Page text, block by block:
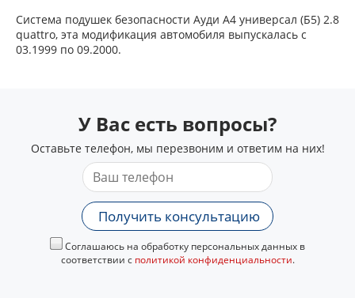
Система подушек безопасности Ауди А4 универсал (Б5) 2.8
quattro, эта модификация автомобиля выпускалась с
03.1999 по 09.2000.
У Вас есть вопросы?
Оставьте телефон, мы перезвоним и ответим на них!
Получить консультацию
Соглашаюсь на обработку персональных данных в
соответствии с политикой конфиденциальности.